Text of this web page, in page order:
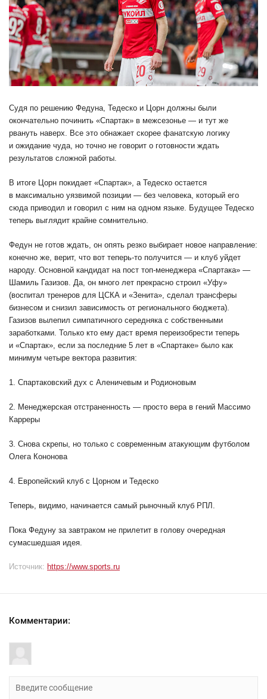
Судя по решению Федуна, Тедеско и Цорн должны были
окончательно починить «Спартак» в межсезонье — и тут же
рвануть наверх. Все это обнажает скорее фанатскую логику
и ожидание чуда, но точно не говорит о готовности ждать
результатов сложной работы.
В итоге Цорн покидает «Спартак», а Тедеско остается
в максимально уязвимой позиции — без человека, который его
сюда приводил и говорил с ним на одном языке. Будущее Тедеско
теперь выглядит крайне сомнительно.
Федун не готов ждать, он опять резко выбирает новое направление:
конечно же, верит, что вот теперь-то получится — и клуб уйдет
народу. Основной кандидат на пост топ-менеджера «Спартака» —
Шамиль Газизов. Да, он много лет прекрасно строил «Уфу»
(воспитал тренеров для ЦСКА и «Зенита», сделал трансферы
бизнесом и снизил зависимость от регионального бюджета).
Газизов вылепил симпатичного середняка с собственными
заработками. Только кто ему даст время переизобрести теперь
и «Спартак», если за последние 5 лет в «Спартаке» было как
минимум четыре вектора развития:
1. Спартаковский дух с Аленичевым и Родионовым
2. Менеджерская отстраненность — просто вера в гений Массимо
Карреры
3. Снова скрепы, но только с современным атакующим футболом
Олега Кононова
4. Европейский клуб с Цорном и Тедеско
Теперь, видимо, начинается самый рыночный клуб РПЛ.
Пока Федуну за завтраком не прилетит в голову очередная
сумасшедшая идея.
Источник: https://www.sports.ru
Комментарии: